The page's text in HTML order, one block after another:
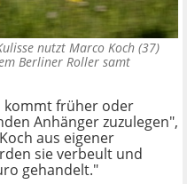
nutzt Marco Koch (37)
Berliner Roller samt
kommt früher oder
Anhänger zuzulegen",
aus eigener
sie verbeult und
gehandelt."